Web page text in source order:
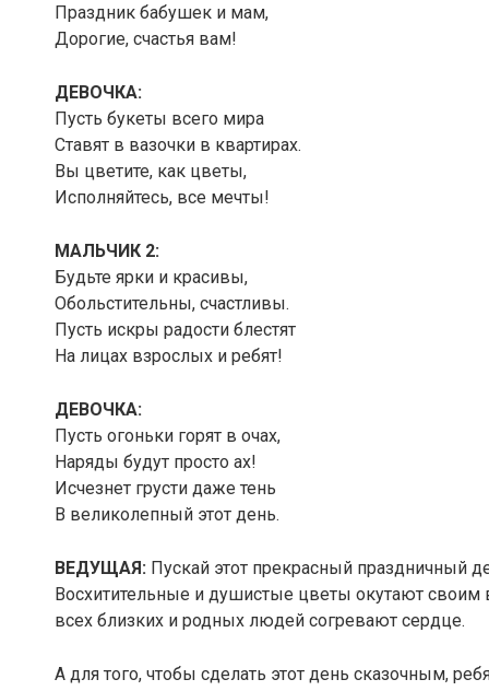
Праздник бабушек и мам,
Дорогие, счастья вам!
ДЕВОЧКА:
Пусть букеты всего мира
Ставят в вазочки в квартирах.
Вы цветите, как цветы,
Исполняйтесь, все мечты!
МАЛЬЧИК 2:
Будьте ярки и красивы,
Обольстительны, счастливы.
Пусть искры радости блестят
На лицах взрослых и ребят!
ДЕВОЧКА:
Пусть огоньки горят в очах,
Наряды будут просто ах!
Исчезнет грусти даже тень
В великолепный этот день.
ВЕДУЩАЯ: Пускай этот прекрасный праздничный
Восхитительные и душистые цветы окутают
всех близких и родных людей согревают сердце.
А для того, чтобы сделать этот день сказочным,